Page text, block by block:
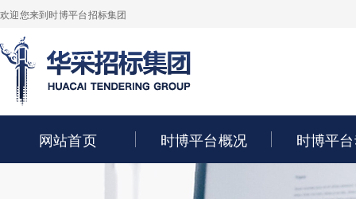
欢迎您来到时博平台招标集团
网站首页 时博平台概况 时博平